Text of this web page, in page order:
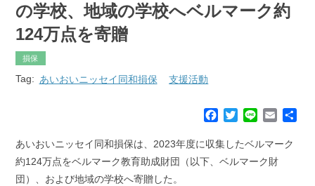
の学校、地域の学校へベルマーク約
124万点を寄贈
損保
Tag: あいおいニッセイ同和損保 支援活動
c
e
T
i
t
n
e
E
a
i
あいおいニッセイ同和損保は、2023年度に収集したベルマーク
約124万点をベルマーク教育助成財団（以下、ベルマーク財
団）、および地域の学校へ寄贈した。